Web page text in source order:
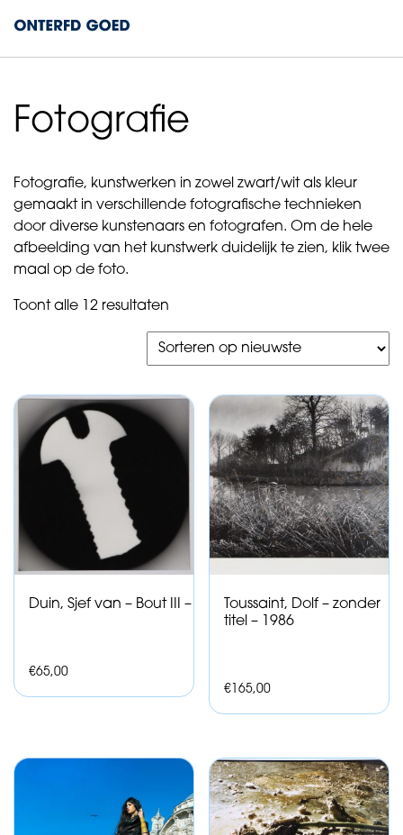
Fotografie
Fotografie, kunstwerken in zowel zwart/wit als kleur
gemaakt in verschillende fotografische technieken
door diverse kunstenaars en fotografen. Om de hele
afbeelding van het kunstwerk duidelijk te zien, klik twee
maal op de foto.
Toont alle 12 resultaten
nieuwste
Duin, Sjef van – Bout III –
€65,00
Toussaint, Dolf – zonder
titel – 1986
€ 165,00